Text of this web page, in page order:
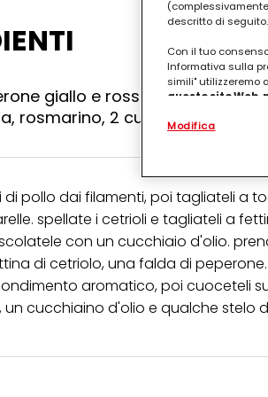
giallo e rosso, 500g. di
rosmarino, 2 cucchiai di olio,
pollo dai filamenti, poi tagliateli a
spellate i cetrioli e tagliateli a
con un cucchiaio d'olio.
di cetriolo, una falda di
aromatico, poi cuoceteli
un cucchiaino d'olio e qualche stelo
descritto di seguito.
Con il tuo
Informativa sulla
simili" utilizzeremo
questo sito
.
(rispettivamente
terzi, conservare
misurare e
Puoi trovare
collegata nel piè di
qualsiasi momento
collegata nel piè
periodo di
"modifica" di
per uno o più degli
Modifica